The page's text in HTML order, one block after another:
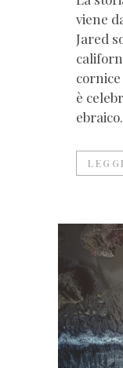
viene
Jared
cornice
è